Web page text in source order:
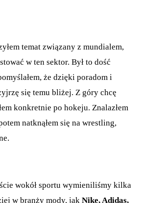
temat związany z mundialem,
w ten sektor. Był to dość
że dzięki poradom i
się temu bliżej. Z góry chcę
konkretnie po hokeju. Znalazłem
natknąłem się na wrestling,
wokół sportu wymieniliśmy kilka
w branży mody, jak Nike, Adidas,